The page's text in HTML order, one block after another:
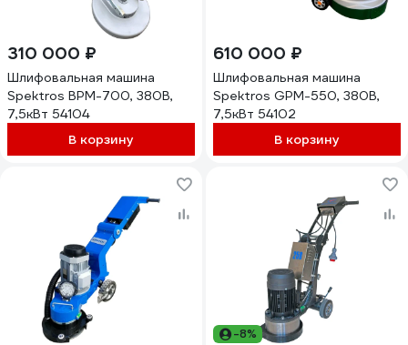
310 000 ₽
Шлифовальная машина
Spektros BPM-700, 380В,
7,5кВт 54104
В корзину
610 000 ₽
Шлифовальная машина
Spektros GPM-550, 380В,
7,5кВт 54102
В корзину
-8%